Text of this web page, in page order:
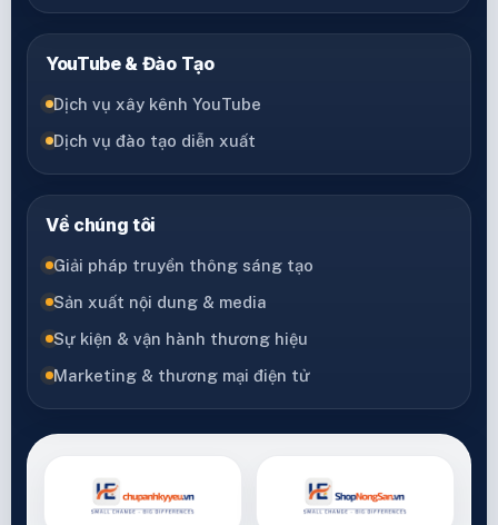
YouTube & Đào Tạo
Dịch vụ xây kênh YouTube
Dịch vụ đào tạo diễn xuất
Về chúng tôi
Giải pháp truyền thông sáng tạo
Sản xuất nội dung & media
Sự kiện & vận hành thương hiệu
Marketing & thương mại điện tử